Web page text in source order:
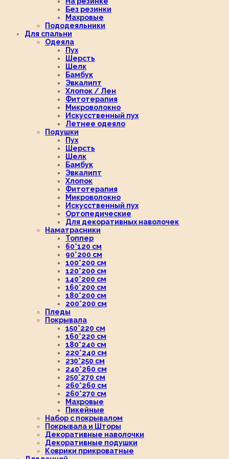
Без резинки
Махровые
Пододеяльники
Для спальни
Одеяла
Пух
Шерсть
Шелк
Бамбук
Эвкалипт
Хлопок / Лен
Фитотерапия
Микроволокно
Искусственный пух
Летнее одеяло
Подушки
Пух
Шерсть
Шелк
Бамбук
Эвкалипт
Хлопок
Фитотерапия
Микроволокно
Искусственный пух
Ортопедические
Для декоративных наволочек
Наматрасники
Топпер
60*120 см
90*200 см
100*200 см
120*200 см
140*200 см
160*200 см
180*200 см
200*200 см
Пледы
Покрывала
150*220 см
160*220 см
180*240 см
220*240 см
230*250 см
240*260 см
250*270 см
260*260 см
260*270 см
Махровые
Пикейные
Набор с покрывалом
Покрывала и Шторы
Декоративные наволочки
Декоративные подушки
Коврики прикроватные